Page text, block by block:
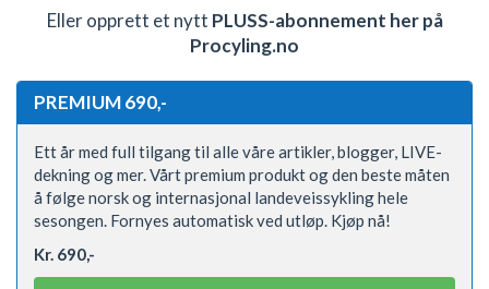
Eller opprett et nytt PLUSS-abonnement her på
Procyling.no
PREMIUM 690,-
Ett år med full tilgang til alle våre artikler, blogger, LIVE-
dekning og mer. Vårt premium produkt og den beste måten
å følge norsk og internasjonal landeveissykling hele
sesongen. Fornyes automatisk ved utløp. Kjøp nå!
Kr. 690,-